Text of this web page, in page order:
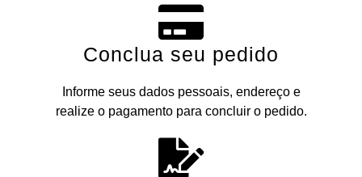
Conclua seu pedido
Informe seus dados pessoais, endereço e
realize o pagamento para concluir o pedido.